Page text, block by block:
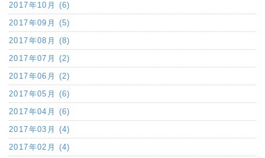
2017年10月 (6)
2017年09月 (5)
2017年08月 (8)
2017年07月 (2)
2017年06月 (2)
2017年05月 (6)
2017年04月 (6)
2017年03月 (4)
2017年02月 (4)